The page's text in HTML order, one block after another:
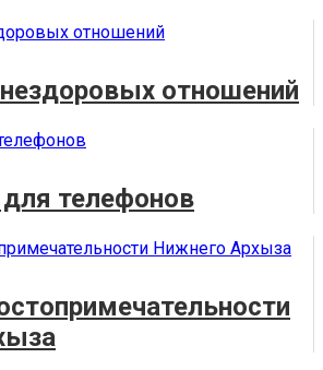
отношений
телефонов